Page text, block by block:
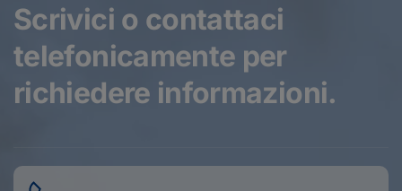
Scrivici o contattaci
telefonicamente per
richiedere informazioni.